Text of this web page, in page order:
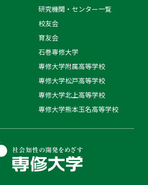
研究機関・センター一覧
校友会
育友会
石巻専修大学
専修大学附属高等学校
専修大学松戸高等学校
専修大学北上高等学校
専修大学熊本玉名高等学校